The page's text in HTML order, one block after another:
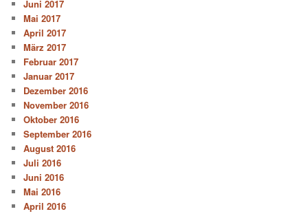
Juni 2017
Mai 2017
April 2017
März 2017
Februar 2017
Januar 2017
Dezember 2016
November 2016
Oktober 2016
September 2016
August 2016
Juli 2016
Juni 2016
Mai 2016
April 2016